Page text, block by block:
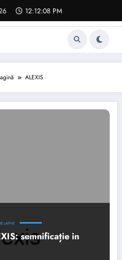
12:12:09 PM
ALEXIS
LATINE
semnificație in